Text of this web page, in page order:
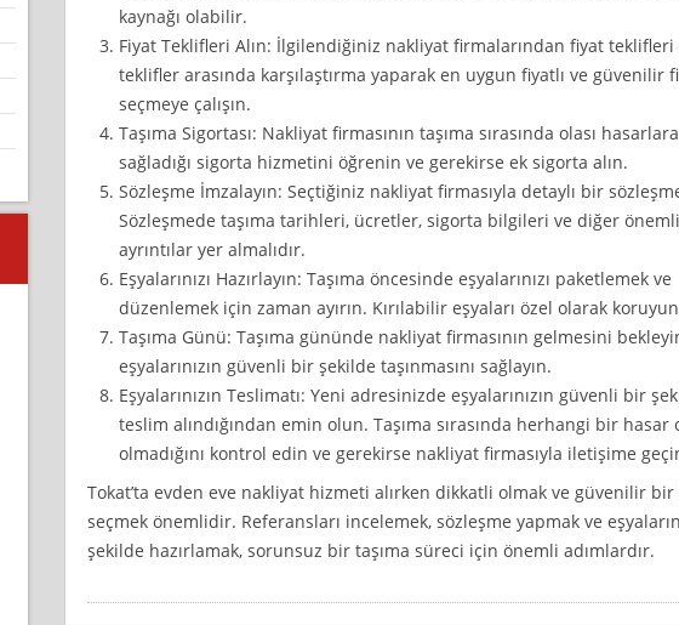
kaynağı olabilir.
Fiyat Teklifleri Alın: İlgilendiğiniz nakliyat firmalarından fiyat teklifleri
teklifler arasında karşılaştırma yaparak en uygun fiyatlı ve güvenilir
seçmeye çalışın.
Taşıma Sigortası: Nakliyat firmasının taşıma sırasında olası
sağladığı sigorta hizmetini öğrenin ve gerekirse ek sigorta alın.
Sözleşme İmzalayın: Seçtiğiniz nakliyat firmasıyla detaylı bir
Sözleşmede taşıma tarihleri, ücretler, sigorta bilgileri ve diğer önemli
ayrıntılar yer almalıdır.
Eşyalarınızı Hazırlayın: Taşıma öncesinde eşyalarınızı paketlemek ve
düzenlemek için zaman ayırın. Kırılabilir eşyaları özel olarak
Taşıma Günü: Taşıma gününde nakliyat firmasının gelmesini
eşyalarınızın güvenli bir şekilde taşınmasını sağlayın.
Eşyalarınızın Teslimatı: Yeni adresinizde eşyalarınızın güvenli bir
teslim alındığından emin olun. Taşıma sırasında herhangi bir hasar
olmadığını kontrol edin ve gerekirse nakliyat firmasıyla iletişime
Tokat’ta evden eve nakliyat hizmeti alırken dikkatli olmak ve güvenilir
seçmek önemlidir. Referansları incelemek, sözleşme yapmak ve
şekilde hazırlamak, sorunsuz bir taşıma süreci için önemli adımlardır.